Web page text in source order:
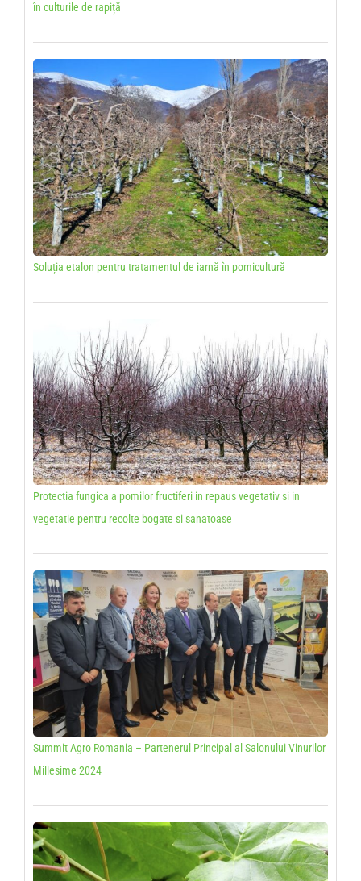
în culturile de rapiță
Soluția etalon pentru tratamentul de iarnă în pomicultură
Protectia fungica a pomilor fructiferi in repaus vegetativ si in
vegetatie pentru recolte bogate si sanatoase
Summit Agro Romania – Partenerul Principal al Salonului Vinurilor
Millesime 2024